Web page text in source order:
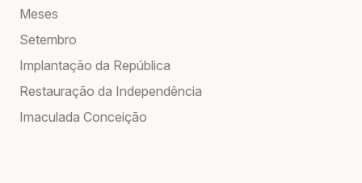
Meses
Setembro
Implantação da República
Restauração da Independência
Imaculada Conceição